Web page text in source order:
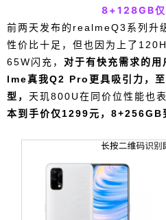
8+128GB仅
前两天发布的realmeQ3系列升
性价比十足，但也因为上了
65W闪充， 对于有快充需求的
lme真我Q2 Pro更具吸引力，至
型， 天玑800U在同价位性能也表
本到手价仅1299元，8+256GB
2 元 5
20 元 50